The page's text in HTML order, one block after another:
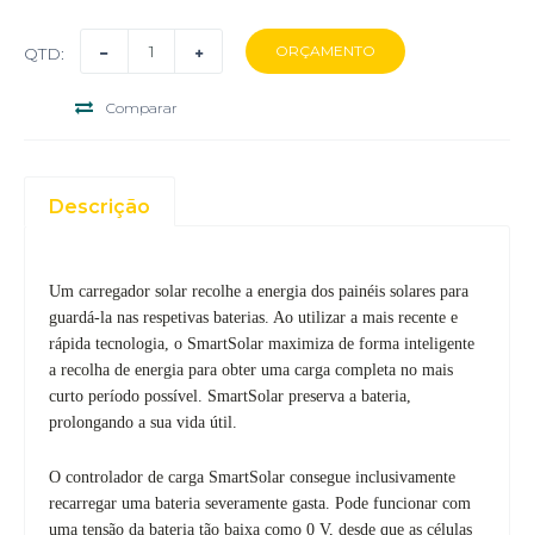
QTD:
Comparar
Descrição
Um carregador solar recolhe a energia dos painéis solares para
guardá-la nas respetivas baterias. Ao utilizar a mais recente e
rápida tecnologia, o SmartSolar maximiza de forma inteligente
a recolha de energia para obter uma carga completa no mais
curto período possível. SmartSolar preserva a bateria,
prolongando a sua vida útil.
O controlador de carga SmartSolar consegue inclusivamente
recarregar uma bateria severamente gasta. Pode funcionar com
uma tensão da bateria tão baixa como 0 V, desde que as células